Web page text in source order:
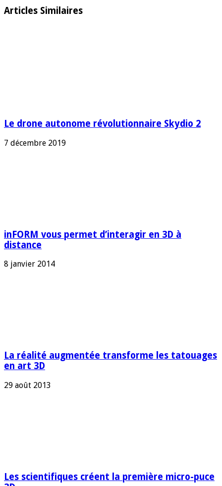
Articles Similaires
Le drone autonome révolutionnaire Skydio 2
7 décembre 2019
inFORM vous permet d’interagir en 3D à
distance
8 janvier 2014
La réalité augmentée transforme les tatouages
en art 3D
29 août 2013
Les scientifiques créent la première micro-puce